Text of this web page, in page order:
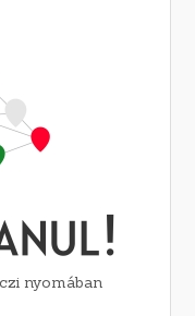
nyomában